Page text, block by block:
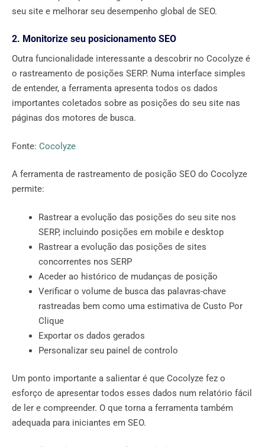
seu site e melhorar seu desempenho global de SEO.
2. Monitorize seu posicionamento SEO
Outra funcionalidade interessante a descobrir no Cocolyze é
o rastreamento de posições SERP. Numa interface simples
de entender, a ferramenta apresenta todos os dados
importantes coletados sobre as posições do seu site nas
páginas dos motores de busca.
Fonte: Cocolyze
A ferramenta de rastreamento de posição SEO do Cocolyze
permite:
Rastrear a evolução das posições do seu site nos
SERP, incluindo posições em mobile e desktop
Rastrear a evolução das posições de sites
concorrentes nos SERP
Aceder ao histórico de mudanças de posição
Verificar o volume de busca das palavras-chave
rastreadas bem como uma estimativa de Custo Por
Clique
Exportar os dados gerados
Personalizar seu painel de controlo
Um ponto importante a salientar é que Cocolyze fez o
esforço de apresentar todos esses dados num relatório fácil
de ler e compreender. O que torna a ferramenta também
adequada para iniciantes em SEO.